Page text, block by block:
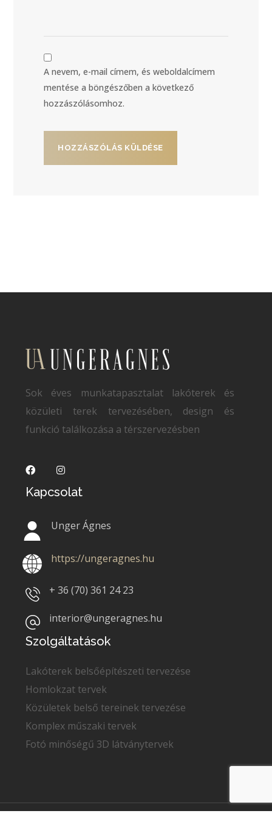
A nevem, e-mail címem, és weboldalcímem
mentése a böngészőben a következő
hozzászólásomhoz.
Sok éves munkatapasztalat lakóterek és
közületi terek tervezésében, design és
funkció találkozása a térszervezésben
Kapcsolat
Unger Ágnes
https://ungeragnes.hu
+ 36 (70)361 24 23
interior@ungeragnes.hu
Szolgáltatások
Lakóterek belsőépítészeti tervezése
Homlokzat tervek
Közületek belső tereinek tervezése
Komplex műszaki tervek
Fotó minőségű 3D látványtervek